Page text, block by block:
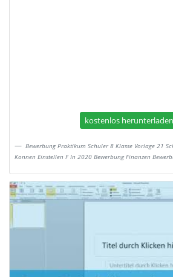
kostenlos herunterladen
Bewerbung Praktikum Schuler 8 Klasse Vorlage 21
Konnen Einstellen F In 2020 Bewerbung Finanzen